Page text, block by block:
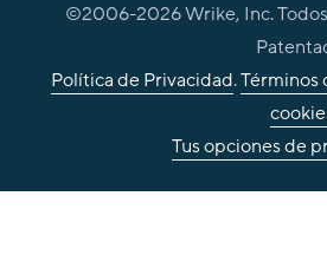
©2006-2026Wrike, Inc.
Política de Privacidad.Términos
Tus opciones de